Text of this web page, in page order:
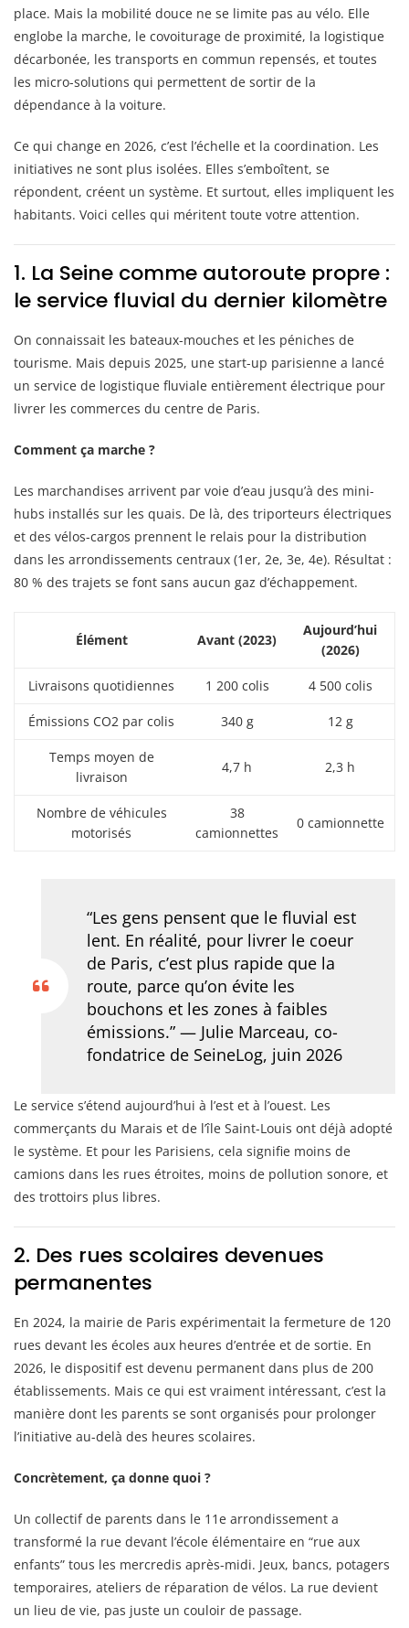
place. Mais la mobilité douce ne se limite pas au vélo. Elle
englobe la marche, le covoiturage de proximité, la logistique
décarbonée, les transports en commun repensés, et toutes
les micro-solutions qui permettent de sortir de la
dépendance à la voiture.
Ce qui change en 2026, c’est l’échelle et la coordination. Les
initiatives ne sont plus isolées. Elles s’emboîtent, se
répondent, créent un système. Et surtout, elles impliquent les
habitants. Voici celles qui méritent toute votre attention.
1. La Seine comme autoroute propre :
le service fluvial du dernier kilomètre
On connaissait les bateaux-mouches et les péniches de
tourisme. Mais depuis 2025, une start-up parisienne a lancé
un service de logistique fluviale entièrement électrique pour
livrer les commerces du centre de Paris.
Comment ça marche ?
Les marchandises arrivent par voie d’eau jusqu’à des mini-
hubs installés sur les quais. De là, des triporteurs électriques
et des vélos-cargos prennent le relais pour la distribution
dans les arrondissements centraux (1er, 2e, 3e, 4e). Résultat :
80 % des trajets se font sans aucun gaz d’échappement.
Élément Avant (2023)
Aujourd’hui
(2026)
Livraisons quotidiennes 1 200 colis 4 500 colis
Émissions CO2 par colis 340 g 12 g
Temps moyen de
livraison
4,7 h 2,3 h
Nombre de véhicules
motorisés
38
camionnettes
0 camionnette
“Les gens pensent que le fluvial est
lent. En réalité, pour livrer le coeur
de Paris, c’est plus rapide que la
route, parce qu’on évite les
bouchons et les zones à faibles
émissions.” — Julie Marceau, co-
fondatrice de SeineLog, juin 2026
Le service s’étend aujourd’hui à l’est et à l’ouest. Les
commerçants du Marais et de l’île Saint-Louis ont déjà adopté
le système. Et pour les Parisiens, cela signifie moins de
camions dans les rues étroites, moins de pollution sonore, et
des trottoirs plus libres.
2. Des rues scolaires devenues
permanentes
En 2024, la mairie de Paris expérimentait la fermeture de 120
rues devant les écoles aux heures d’entrée et de sortie. En
2026, le dispositif est devenu permanent dans plus de 200
établissements. Mais ce qui est vraiment intéressant, c’est la
manière dont les parents se sont organisés pour prolonger
l’initiative au-delà des heures scolaires.
Concrètement, ça donne quoi ?
Un collectif de parents dans le 11e arrondissement a
transformé la rue devant l’école élémentaire en “rue aux
enfants” tous les mercredis après-midi. Jeux, bancs, potagers
temporaires, ateliers de réparation de vélos. La rue devient
un lieu de vie, pas juste un couloir de passage.